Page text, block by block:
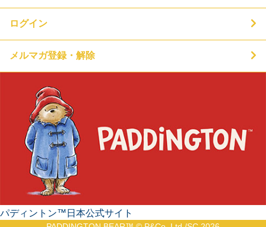
ログイン
メルマガ登録・解除
パディントン™日本公式サイト